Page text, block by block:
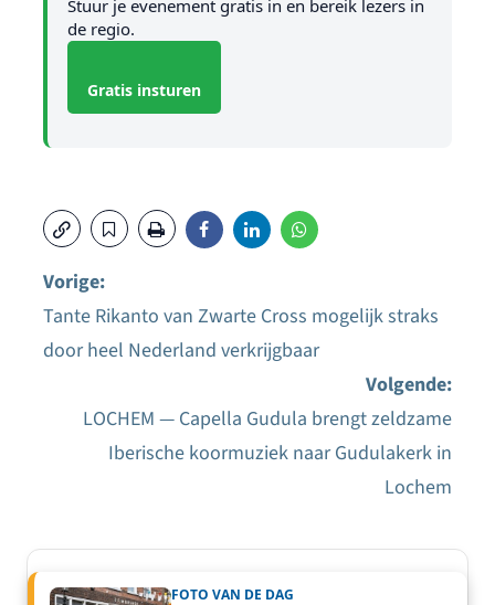
Stuur je evenement gratis in en bereik lezers in
de regio.
Gratis insturen
Bericht
Vorige:
Tante Rikanto van Zwarte Cross mogelijk straks
door heel Nederland verkrijgbaar
Volgende:
LOCHEM — Capella Gudula brengt zeldzame
Iberische koormuziek naar Gudulakerk in
Lochem
FOTO VAN DE DAG